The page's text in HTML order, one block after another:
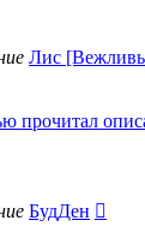
Лис
прочитал
БудДен